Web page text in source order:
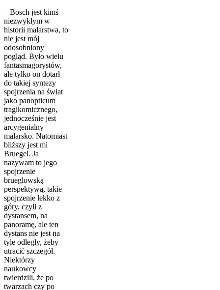
– Bosch jest kimś
niezwykłym w
historii malarstwa, to
nie jest mój
odosobniony
pogląd. Było wielu
fantasmagorystów,
ale tylko on dotarł
do takiej syntezy
spojrzenia na świat
jako panopticum
tragikomicznego,
jednocześnie jest
arcygenialny
malarsko. Natomiast
bliższy jest mi
Bruegel. Ja
nazywam to jego
spojrzenie
brueglowską
perspektywą, takie
spojrzenie lekko z
góry, czyli z
dystansem, na
panoramę, ale ten
dystans nie jest na
tyle odległy, żeby
utracić szczegół.
Niektórzy
naukowcy
twierdzili, że po
twarzach czy po